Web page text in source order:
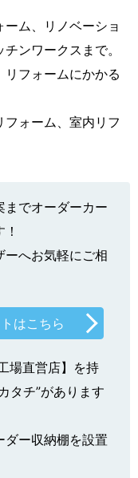
ム、リノベーショ
ンワークスまで。
フォームにかかる
ォーム、室内リフ
までオーダーカー
ーへお気軽にご相
はこちら
場直営店】を持
タチ”があります
ダー収納棚を設置